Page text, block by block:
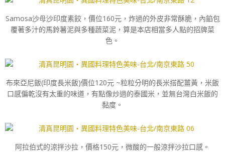
Samosa沙母沙印度素餃，價位160元，炸過的外皮非常酥脆，內餡包
覆著多汁的馬鈴薯泥與多種蔬菜泥，算是本店相當多人點的招牌菜
色。
布來亞尼飯(印度長米飯)價位120元 ~粒粒分明的長米搭配薑黃，米飯
口感偏乾沒有太重的味道，有點像炒過的泰國米，並無台灣白米飯的
黏度。
阿拉伯式的涼拌沙拉，價格150元，微酸的一般涼拌沙拉口感。